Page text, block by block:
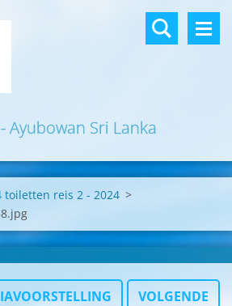
Ayubowan Sri Lanka
toiletten reis 2 - 2024 >
VOLGENDE